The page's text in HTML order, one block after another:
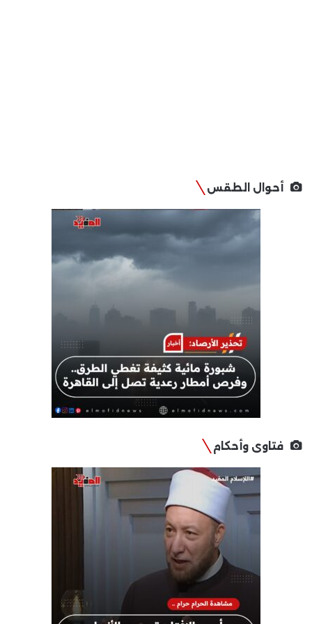
أحوال الطقس
فتاوى وأحكام